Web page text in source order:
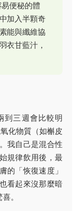
便秘的體
加入半顆奇
能與纖維協
衣甘藍汁，
到三週會比較明
化物質（如槲皮
我自己是混合性
規律飲用後，最
的「恢復速度」
看起來沒那麼暗
。